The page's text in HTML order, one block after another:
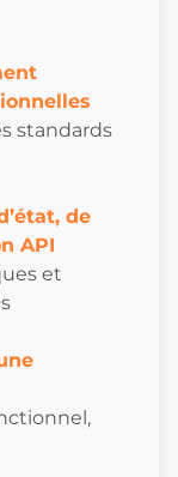
standards
de
API
et